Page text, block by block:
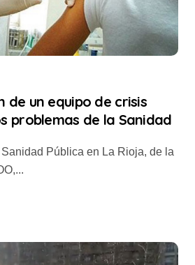
de un equipo de crisis
problemas de la Sanidad